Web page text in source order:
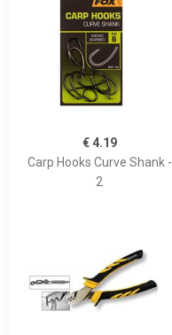
€ 4.19
Carp Hooks Curve Shank -
2